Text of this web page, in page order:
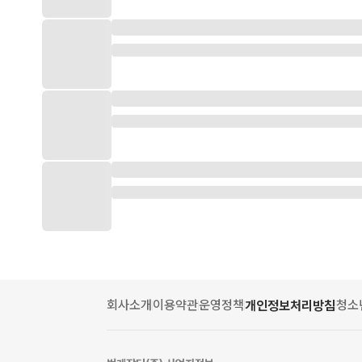
회사소개이용약관운영정책개인정보처리방침청소